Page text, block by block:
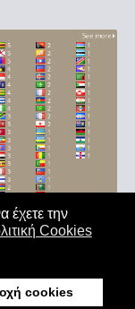
έχετε την
Cookies
cookies